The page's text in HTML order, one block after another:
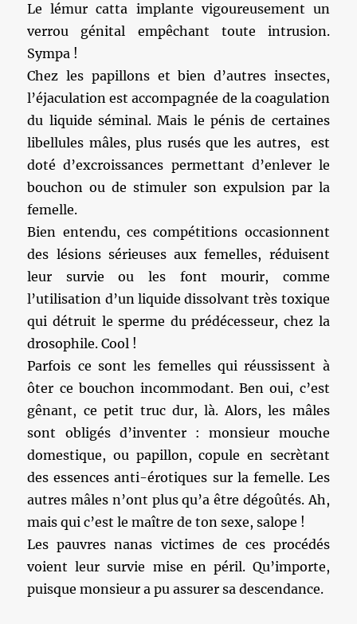
Le lémur catta implante vigoureusement un
verrou génital empêchant toute intrusion.
Sympa !
Chez les papillons et bien d’autres insectes,
l’éjaculation est accompagnée de la coagulation
du liquide séminal. Mais le pénis de certaines
libellules mâles, plus rusés que les autres, est
doté d’excroissances permettant d’enlever le
bouchon ou de stimuler son expulsion par la
femelle.
Bien entendu, ces compétitions occasionnent
des lésions sérieuses aux femelles, réduisent
leur survie ou les font mourir, comme
l’utilisation d’un liquide dissolvant très toxique
qui détruit le sperme du prédécesseur, chez la
drosophile. Cool !
Parfois ce sont les femelles qui réussissent à
ôter ce bouchon incommodant. Ben oui, c’est
gênant, ce petit truc dur, là. Alors, les mâles
sont obligés d’inventer : monsieur mouche
domestique, ou papillon, copule en secrètant
des essences anti-érotiques sur la femelle. Les
autres mâles n’ont plus qu’a être dégoûtés. Ah,
mais qui c’est le maître de ton sexe, salope !
Les pauvres nanas victimes de ces procédés
voient leur survie mise en péril. Qu’importe,
puisque monsieur a pu assurer sa descendance.